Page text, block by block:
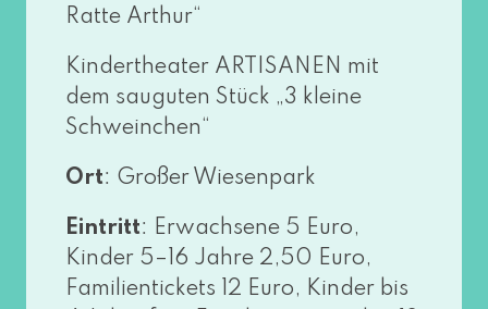
Ratte Arthur“
Kindertheater ARTISANEN mit
dem sau­gu­ten Stück „3 klei­ne
Schweinchen“
Ort: Großer Wiesenpark
Eintritt: Erwachsene 5 Euro,
Kinder 5–16 Jahre 2,50 Euro,
Familientickets 12 Euro, Kinder bis